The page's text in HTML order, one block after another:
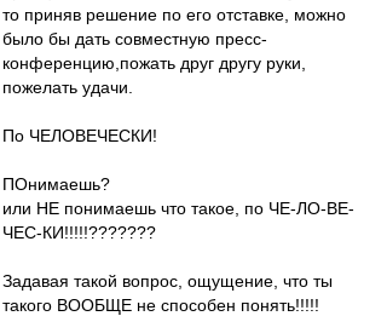
то приняв решение по его отставке, можно
было бы дать совместную пресс-
конференцию,пожать друг другу руки,
пожелать удачи.
По ЧЕЛОВЕЧЕСКИ!
ПОнимаешь?
или НЕ понимаешь что такое, по ЧЕ-ЛО-ВЕ-
ЧЕС-КИ!!!!!???????
Задавая такой вопрос, ощущение, что ты
такого ВООБЩЕ не способен понять!!!!!